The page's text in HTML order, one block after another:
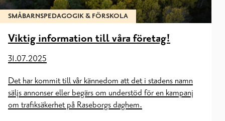
SMÅBARNSPEDAGOGIK & FÖRSKOLA
Viktig information till våra företag!
31.07.2025
Det har kommit till vår kännedom att det i stadens namn
säljs annonser eller begärs om understöd för en kampanj
om trafiksäkerhet på Raseborgs daghem.